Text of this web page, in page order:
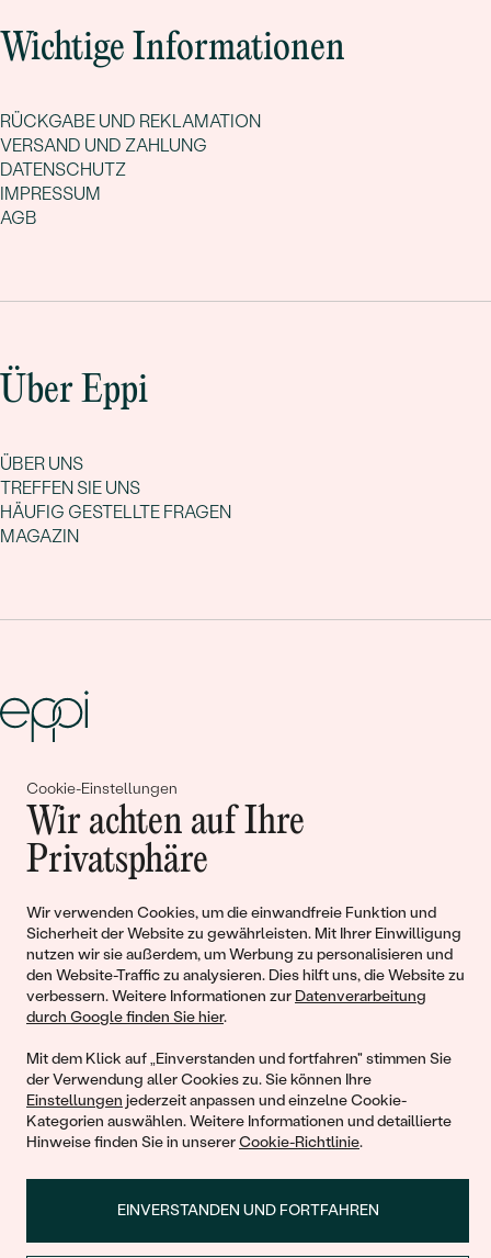
Cookie-Einstellungen
Wir achten auf Ihre
Privatsphäre
Wir verwenden Cookies, um die einwandfreie Funktion und
Sicherheit der Website zu gewährleisten. Mit Ihrer Einwilligung
nutzen wir sie außerdem, um Werbung zu personalisieren und
den Website-Traffic zu analysieren. Dies hilft uns, die Website zu
verbessern. Weitere Informationen zur Datenverarbeitung
durch Google finden Sie hier.
Mit dem Klick auf „Einverstanden und fortfahren" stimmen Sie
der Verwendung aller Cookies zu. Sie können Ihre
Einstellungen jederzeit anpassen und einzelne Cookie-
Kategorien auswählen. Weitere Informationen und detaillierte
Hinweise finden Sie in unsererCookie-Richtlinie.
EINVERSTANDEN UND FORTFAHREN
Wichtige Informationen
RÜCKGABE UND REKLAMATION
VERSAND UND ZAHLUNG
DATENSCHUTZ
IMPRESSUM
AGB
Über Eppi
ÜBER UNS
TREFFEN SIE UNS
HÄUFIG GESTELLTE FRAGEN
MAGAZIN
Gemeinsam erschaffen wir
Geschichten von Schönheit und
Liebe
Begleiten Sie uns!